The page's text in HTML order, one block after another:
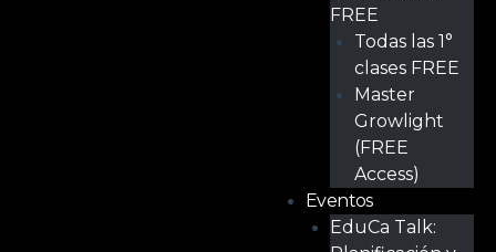
FREE
Todas las 1°
clases FREE
Master
Growlight
(FREE
Access)
Eventos
EduCa Talk: